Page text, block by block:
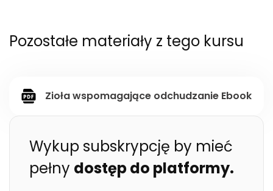
Pozostałe materiały z tego kursu
Zioła wspomagające odchudzanie Ebook
Wykup subskrypcję by mieć
pełny dostęp do platformy.